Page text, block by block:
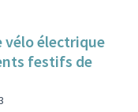
vélo électrique
festifs de